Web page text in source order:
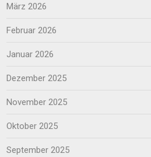
März 2026
Februar 2026
Januar 2026
Dezember 2025
November 2025
Oktober 2025
September 2025